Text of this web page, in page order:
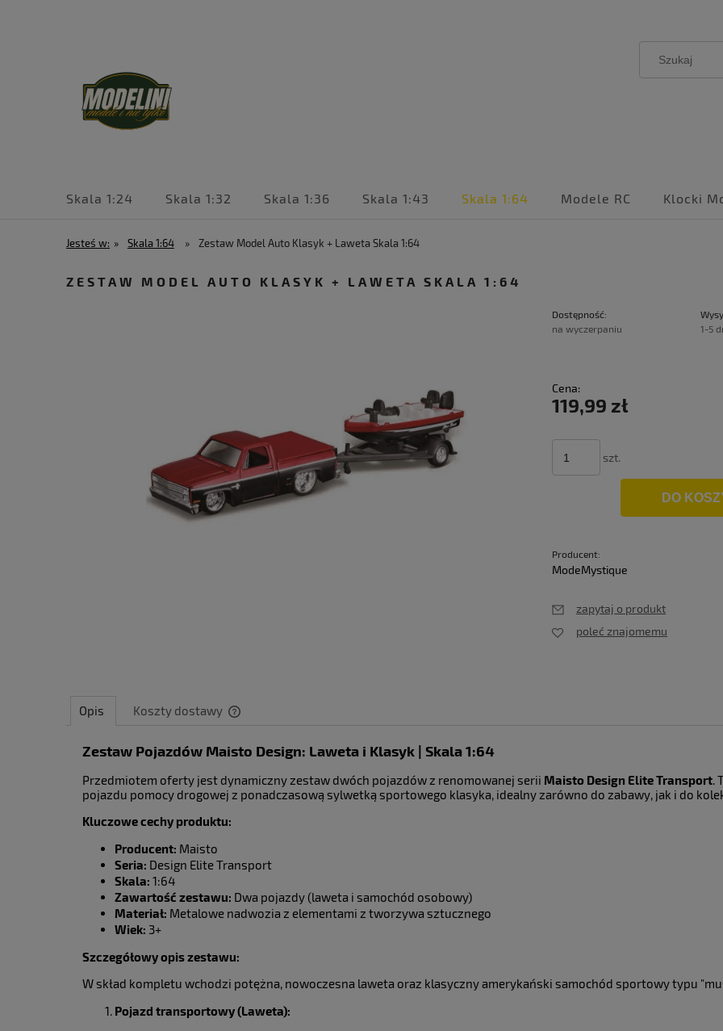
Skala 1:24 Skala 1:32 Skala 1:36 Skala 1:43 Skala 1:64 Modele RC Klocki
Jesteś w: » Skala 1:64 » Zestaw Model Auto Klasyk + Laweta Skala 1:64
ZESTAW MODEL AUTO KLASYK + LAWETA SKALA 1:64
Dostępność:
na wyczerpaniu
1-5
Cena:
119,99 zł
szt.
DO
Producent:
ModeMystique
zapytaj o produkt
poleć znajomemu
Opis Koszty dostawy
Cena nie zawiera ewentualnych kosztów
Zestaw Pojazdów Maisto Design: Laweta i Klasyk | Skala 1:64
Przedmiotem oferty jest dynamiczny zestaw dwóch pojazdów z renomowanej serii Maisto Design Elite Transport.
pojazdu pomocy drogowej z ponadczasową sylwetką sportowego klasyka, idealny zarówno do zabawy, jak i do
Kluczowe cechy produktu:
Producent: Maisto
Seria: Design Elite Transport
Skala: 1:64
Zawartość zestawu: Dwa pojazdy (laweta i samochód osobowy)
Materiał: Metalowe nadwozia z elementami z tworzywa sztucznego
Wiek: 3+
Szczegółowy opis zestawu:
W skład kompletu wchodzi potężna, nowoczesna laweta oraz klasyczny amerykański samochód sportowy typu
Pojazd transportowy (Laweta):